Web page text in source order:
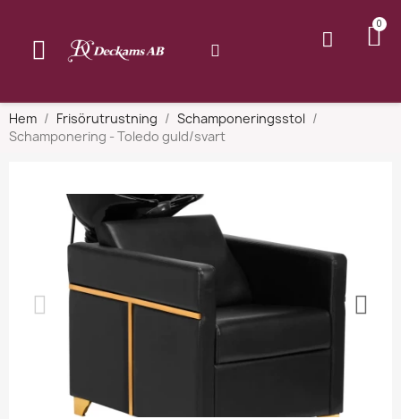
Hem Frisörutrustning
Schamponeringsstol
Schamponering - Toledo guld/svart